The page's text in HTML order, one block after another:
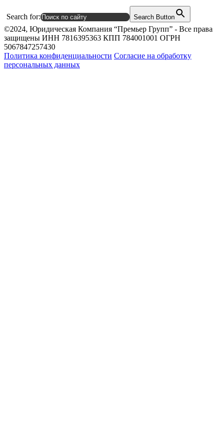
Search for: Search Button
©2024, Юридическая Компания “Премьер Групп” - Все права
защищены ИНН 7816395363 КПП 784001001 ОГРН
5067847257430
Политика конфиденциальности Согласие на обработку
персональных данных